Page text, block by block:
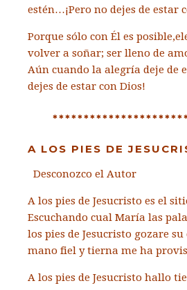
estén…¡Pero no dejes de estar
Porque sólo con Él es posible,
volver a soñar; ser lleno de
Aún cuando la alegría deje de
dejes de estar con Dios!
A LOS PIES DE
Desconozco el Autor
A los pies de Jesucristo es el
Escuchando cual María las
los pies de Jesucristo gozare
mano fiel y tierna me ha
A los pies de Jesucristo hallo